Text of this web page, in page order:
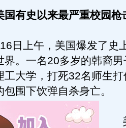
国有史以来最严重校园枪
上午，美国爆发了史
界。一名20多岁的韩裔
工大学，打死32名师生
围下饮弹自杀身亡。
美